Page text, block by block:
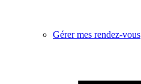
Gérer mes rendez-vous